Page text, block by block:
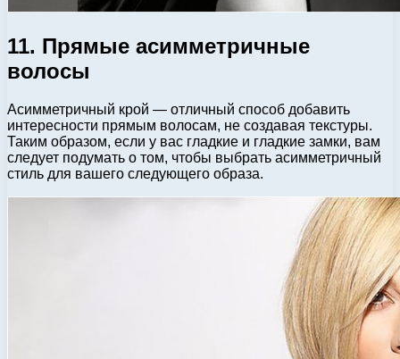
11. Прямые асимметричные
волосы
Асимметричный крой — отличный способ добавить
интересности прямым волосам, не создавая текстуры.
Таким образом, если у вас гладкие и гладкие замки, вам
следует подумать о том, чтобы выбрать асимметричный
стиль для вашего следующего образа.